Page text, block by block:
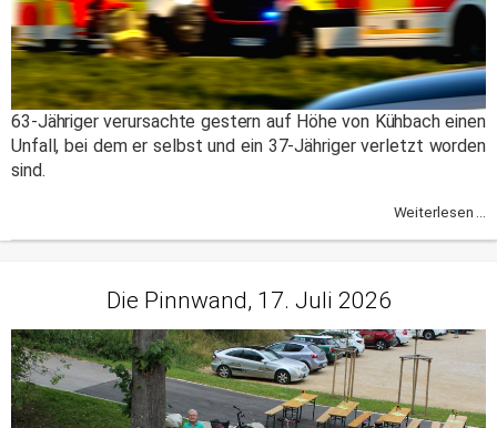
63-Jähriger verursachte gestern auf Höhe von Kühbach einen
Unfall, bei dem er selbst und ein 37-Jähriger verletzt worden
sind.
Weiterlesen ...
Die Pinnwand, 17. Juli 2026